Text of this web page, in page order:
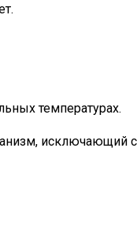
температурах.
исключающий